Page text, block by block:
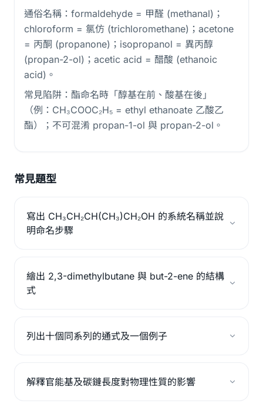
通俗名稱：formaldehyde = 甲醛 (methanal)；
chloroform = 氯仿 (trichloromethane)；acetone
= 丙酮 (propanone)；isopropanol = 異丙醇
(propan-2-ol)；acetic acid = 醋酸 (ethanoic
acid)。
常見陷阱：酯命名時「醇基在前、酸基在後」
（例：CH₃COOC₂H₅ = ethyl ethanoate 乙酸乙
酯）；不可混淆 propan-1-ol 與 propan-2-ol。
常見題型
寫出 CH₃CH₂CH(CH₃)CH₂OH 的系統名稱並說
明命名步驟
繪出 2,3-dimethylbutane 與 but-2-ene 的結構
式
列出十個同系列的通式及一個例子
解釋官能基及碳鏈長度對物理性質的影響